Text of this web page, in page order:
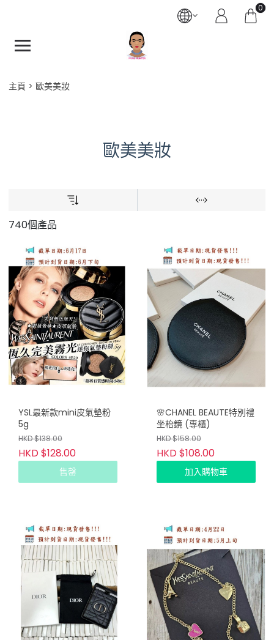
0
主頁 歐美美妝
歐美美妝
740個產品
YSL最新款mini皮氣墊粉
5g
HKD $138.00
HKD $128.00
售罄
🌸CHANEL BEAUTE特別禮
坐枱鏡 (專櫃)
HKD $158.00
HKD $108.00
加入購物車